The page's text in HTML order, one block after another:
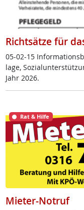
Richtsätze für
05-02-15
la­ge,
Jahr 2026.
Rat & Hilfe
Mieter-Notruf